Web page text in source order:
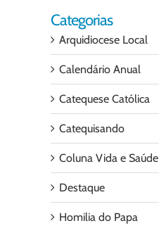
Categorias
Arquidiocese Local
Calendário Anual
Catequese Católica
Catequisando
Coluna Vida e Saúde
Destaque
Homilia do Papa